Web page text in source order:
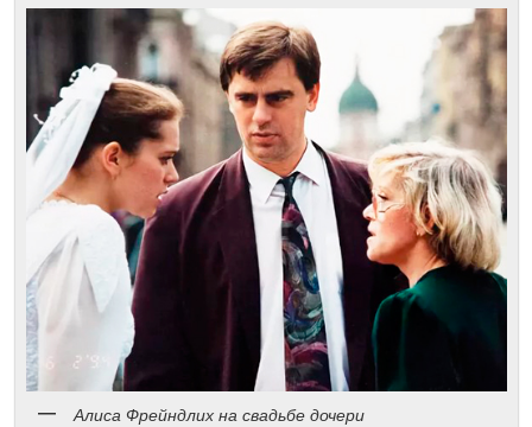
Алиса Фрейндлих на свадьбе дочери